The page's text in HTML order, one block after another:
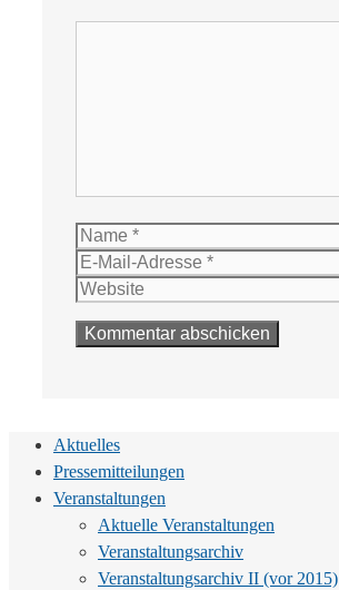
Name
Aktuelles
Pressemitteilungen
Veranstaltungen
Aktuelle Veranstaltungen
Veranstaltungsarchiv
Veranstaltungsarchiv II (vor 2015)